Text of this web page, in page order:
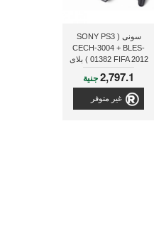
سونى ( SONY PS3
CECH-3004 + BLES-
01382 FIFA 2012 ) بلاى
ستيشن3
2,797.1جنية
غير متوفر